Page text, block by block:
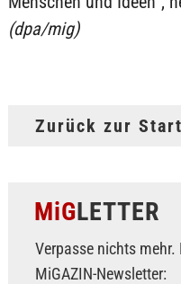
(dpa/mig)
Zurück zur
MiGLETTER
Verpasse nichts
MiGAZIN-Newsletter: